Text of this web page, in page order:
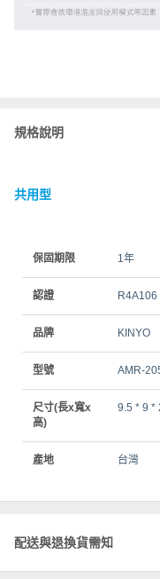
規格說明
共用型
保固期限 1年
認證 R4A106
品牌 KINYO
型號 AMR-
尺寸(長x寬x
高)
9.5 * 9 *
產地 台灣
配送與退換貨需知